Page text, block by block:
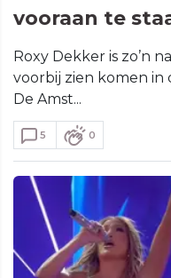
vooraan te
Roxy Dekker is zo’n
voorbij zien komen in
De Amst...
5 0